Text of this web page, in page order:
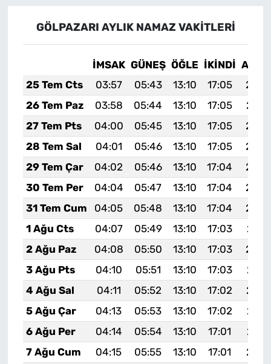
GÖLPAZARI AYLIK NAMAZ VAKITLERI
İMSAK GÜNEŞ ÖĞLE İKINDI
25 Tem Cts
03:57 05:43 13:10 17:05
26 Tem Paz
03:58 05:44 13:10 17:05
27 Tem Pts
04:00 05:45 13:10 17:05
28 Tem Sal
04:01 05:46 13:10 17:05
29 Tem Çar
04:02 05:46 13:10 17:04
30 Tem Per
04:04 05:47 13:10 17:04
31 Tem Cum
04:05 05:48 13:10 17:04
1 Ağu Cts
04:07 05:49 13:10 17:03
2 Ağu Paz
04:08 05:50 13:10 17:03
3 Ağu Pts
04:10 05:51 13:10 17:03
4 Ağu Sal
04:11 05:52 13:10 17:02
5 Ağu Çar
04:13 05:53 13:10 17:02
6 Ağu Per
04:14 05:54 13:10 17:01
7 Ağu Cum
04:15 05:55 13:10 17:01